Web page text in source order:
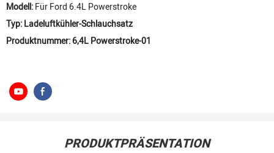
Modell:Für Ford 6.4L Powerstroke
Typ: Ladeluftkühler-Schlauchsatz
Produktnummer: 6,4L Powerstroke-01
PRODUKTPRÄSENTATION